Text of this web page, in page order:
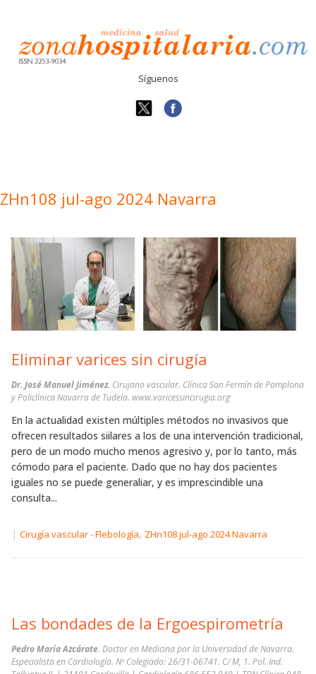
Síguenos
ZHn108 jul-ago 2024 Navarra
Eliminar varices sin cirugía
Dr. José Manuel Jiménez. Cirujano vascular. Clínica San Fermín de Pamplona
y Policlínica Navarra de Tudela. www.varicessincirugia.org
En la actualidad existen múltiples métodos no invasivos que
ofrecen resultados siilares a los de una intervención tradicional,
pero de un modo mucho menos agresivo y, por lo tanto, más
cómodo para el paciente. Dado que no hay dos pacientes
iguales no se puede generaliar, y es imprescindible una
consulta...
| Cirugía vascular - Flebología, ZHn108 jul-ago 2024 Navarra
Las bondades de la Ergoespirometría
Pedro María Azcárate. Doctor en Medicina por la Universidad de Navarra.
Especialista en Cardiología. Nº Colegiado: 26/31-06741. C/ M, 1. Pol. Ind.